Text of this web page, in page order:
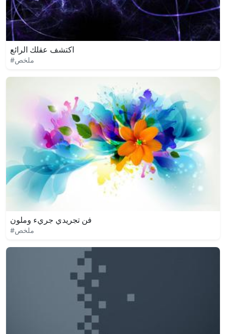
اكتشف عقلك الرائع
#ملخص
فن تجريدي جريء وملون
#ملخص